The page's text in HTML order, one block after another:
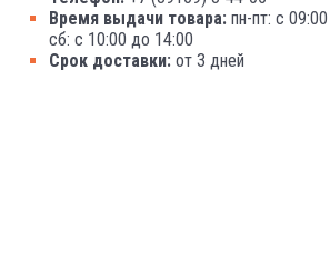
Время выдачи товара: пн-пт: с
сб: с 10:00 до 14:00
Срок доставки: от 3 дней